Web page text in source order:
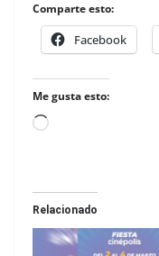
Comparte esto:
Facebook
Me gusta esto:
Loading…
Relacionado